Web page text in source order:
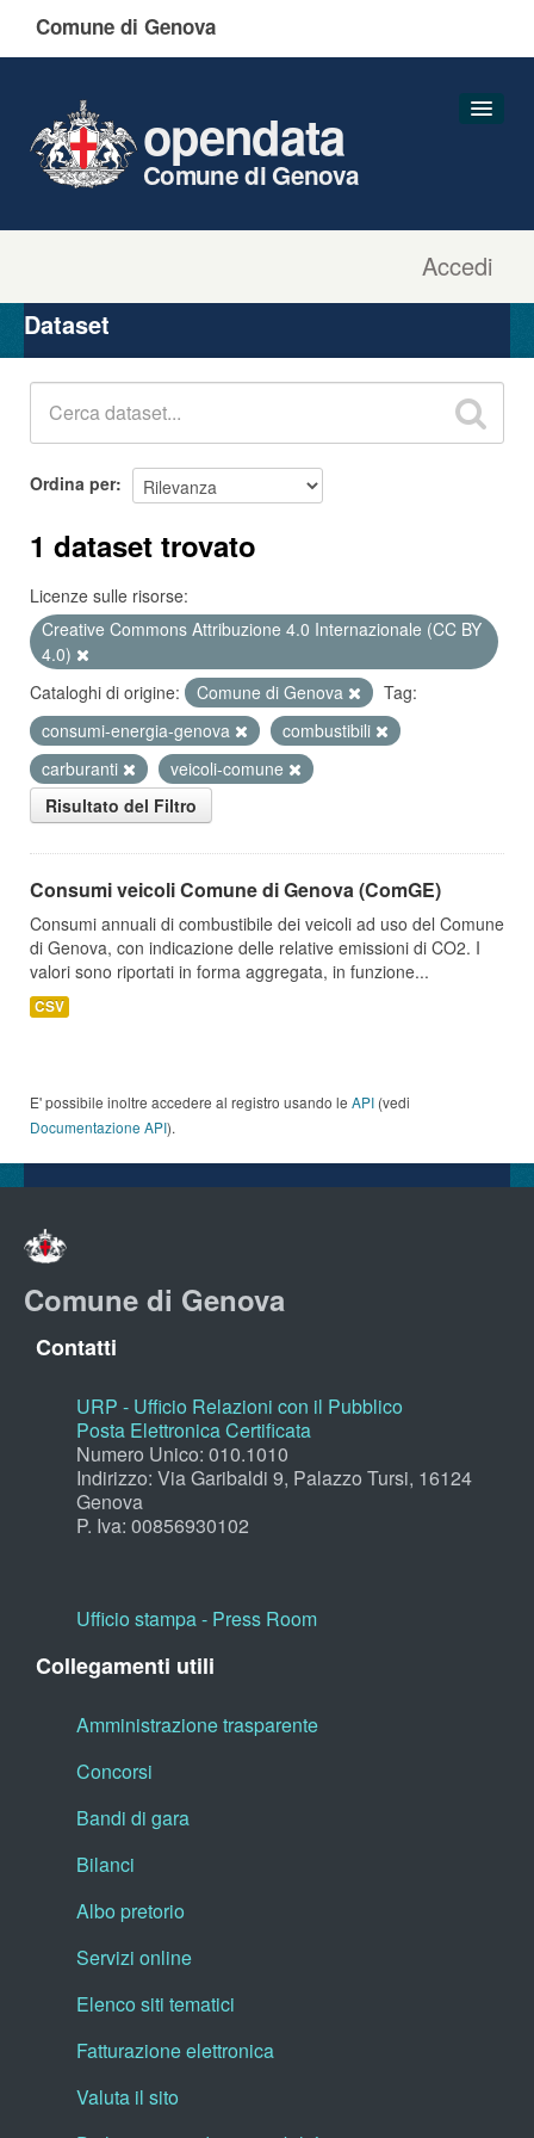
Comune di Genova
Accedi
opendata
Comune di Genova
Organizzazioni
Gruppi
Dataset
Ordina per
1 dataset trovato
Licenze sulle risorse:
Creative Commons Attribuzione 4.0 Internazionale (CC BY
4.0)
Cataloghi di origine:
Comune di Genova
Tag:
consumi-energia-genova
combustibili
carburanti
veicoli-comune
Risultato del Filtro
Consumi veicoli Comune di Genova (ComGE)
Consumi annuali di combustibile dei veicoli ad uso del Comune
di Genova, con indicazione delle relative emissioni di CO2. I
valori sono riportati in forma aggregata, in funzione...
CSV
E' possibile inoltre accedere al registro usando le API (vedi
Documentazione API).
Comune di Genova
Contatti
URP - Ufficio Relazioni con il Pubblico
Posta Elettronica Certificata
Numero Unico: 010.1010
Indirizzo: Via Garibaldi 9, Palazzo Tursi, 16124
Genova
P. Iva: 00856930102
Ufficio stampa - Press Room
Collegamenti utili
Amministrazione trasparente
Concorsi
Bandi di gara
Bilanci
Albo pretorio
Servizi online
Elenco siti tematici
Fatturazione elettronica
Valuta il sito